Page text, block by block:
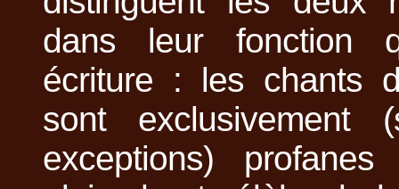
dans leur fonction
écriture : les chants
sont exclusivement
exceptions)